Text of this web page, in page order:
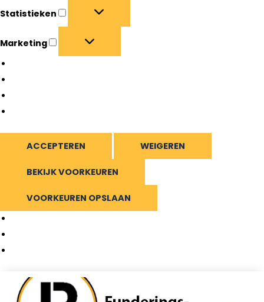
Statistieken
Marketing
ACCEPTEREN WEIGEREN
BEKIJK VOORKEUREN
VOORKEUREN OPSLAAN
Ga
inhoud